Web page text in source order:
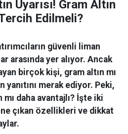
Uyarısı! Gram Altın
Edilmeli?
güvenli liman
arasında yer alıyor. Ancak
birçok kişi, gram altın mı
yanıtını merak ediyor. Peki,
mı daha avantajlı? İşte iki
çıkan özellikleri ve dikkat